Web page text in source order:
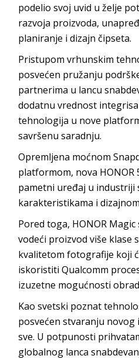
podelio svoj uvid u želje
razvoja proizvoda,
planiranje i dizajn čipseta.
Pristupom vrhunskim
posvećen pružanju
partnerima u lancu
dodatnu vrednost
tehnologija u nove
savršenu saradnju.
Opremljena moćnom
platformom, nova HONOR
pametni uređaj u industriji
karakteristikama i
Pored toga, HONOR
vodeći proizvod više klase
kvalitetom fotografije koji
iskoristiti Qualcomm
izuzetne mogućnosti
Kao svetski poznat
posvećen stvaranju
sve. U potpunosti
globalnog lanca